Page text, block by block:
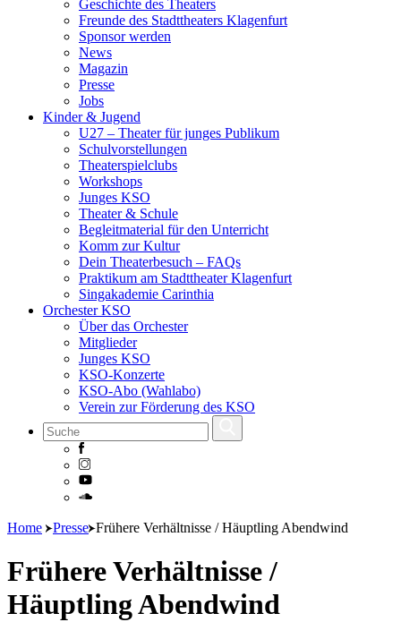
Geschichte des Theaters
Freunde des Stadttheaters Klagenfurt
Sponsor werden
News
Magazin
Presse
Jobs
Kinder & Jugend
U27 – Theater für junges Publikum
Schulvorstellungen
Theaterspielclubs
Workshops
Junges KSO
Theater & Schule
Begleitmaterial für den Unterricht
Komm zur Kultur
Dein Theaterbesuch – FAQs
Praktikum am Stadttheater Klagenfurt
Singakademie Carinthia
Orchester KSO
Über das Orchester
Mitglieder
Junges KSO
KSO-Konzerte
KSO-Abo (Wahlabo)
Verein zur Förderung des KSO
Skip
content
Home Presse Frühere Verhältnisse / Häuptling Abendwind
Frühere Verhältnisse /
Häuptling Abendwind